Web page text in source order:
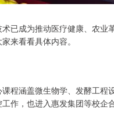
已成为推动医疗健康、农
来看看具体内容。
程涵盖微生物学、发酵工
作，也进入惠发集团等校企